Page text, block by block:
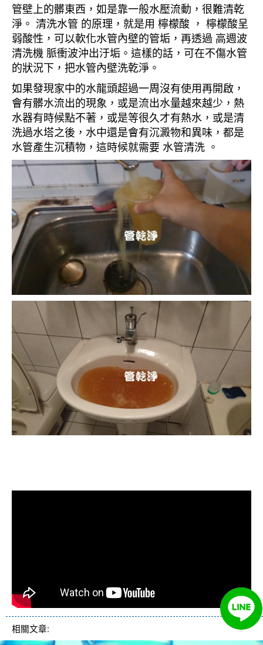
管壁上的髒東西，如是靠一般水壓流動，很難清乾
淨。 清洗水管 的原理，就是用 檸檬酸 ， 檸檬酸呈
弱酸性，可以軟化水管內壁的管垢，再透過 高週波
清洗機 脈衝波沖出汙垢。這樣的話，可在不傷水管
的狀況下，把水管內壁洗乾淨。
如果發現家中的水龍頭超過一周沒有使用再開啟，
會有髒水流出的現象，或是流出水量越來越少，熱
水器有時候點不著，或是等很久才有熱水，或是清
洗過水塔之後，水中還是會有沉澱物和異味，都是
水管產生沉積物，這時候就需要 水管清洗 。
相關文章: